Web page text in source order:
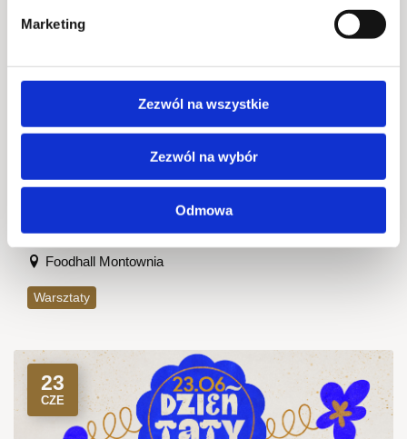
Marketing
Zezwól na wszystkie
Zezwól na wybór
Odmowa
LIP
WARSZTATY APERITIVO
2025-07-23 @ 19:00 - 2025-07-24 @ 21:00
Foodhall Montownia
Warsztaty
23
CZE